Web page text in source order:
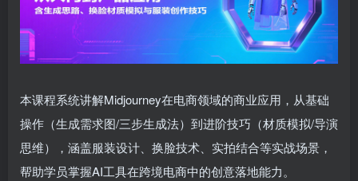
本课程系统讲解Midjourney在电商领域的商业应用，从基础
操作（生成需求图/三步生成法）到进阶技巧（材质模拟/导演
思维），涵盖服装设计、换脸技术、实拍结合等实战场景，
帮助学员掌握AI工具在跨境电商中的创意落地能力。